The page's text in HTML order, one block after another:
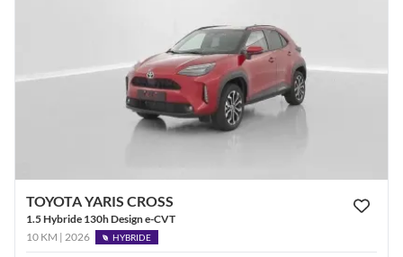
TOYOTA YARIS CROSS
1.5 Hybride 130h Design e-CVT
10 KM | 2026
HYBRIDE